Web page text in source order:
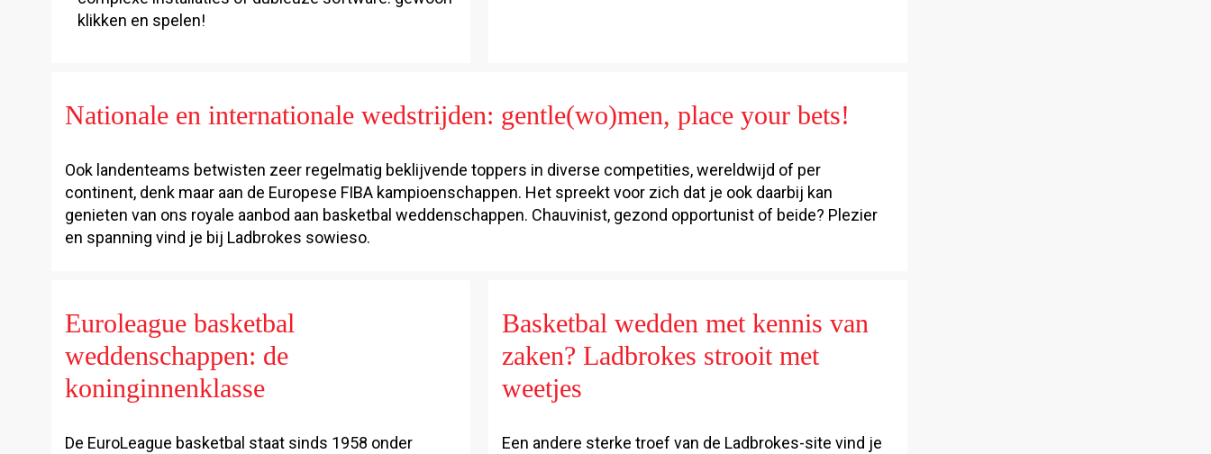
klikken en spelen!
Nationale en internationale wedstrijden: gentle(wo)men, place your bets!
Ook landenteams betwisten zeer regelmatig beklijvende toppers in diverse competities, wereldwijd of per
continent, denk maar aan de Europese FIBA kampioenschappen. Het spreekt voor zich dat je ook daarbij kan
genieten van ons royale aanbod aan basketbal weddenschappen. Chauvinist, gezond opportunist of beide? Plezier
en spanning vind je bij Ladbrokes sowieso.
Euroleague basketbal
weddenschappen: de
koninginnenklasse
De EuroLeague basketbal staat sinds 1958 onder
Basketbal wedden met kennis van
zaken? Ladbrokes strooit met
weetjes
Een andere sterke troef van de Ladbrokes-site vind je